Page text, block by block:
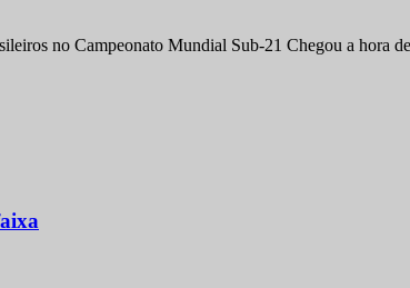
no Campeonato Mundial Sub-21 Chegou a hora